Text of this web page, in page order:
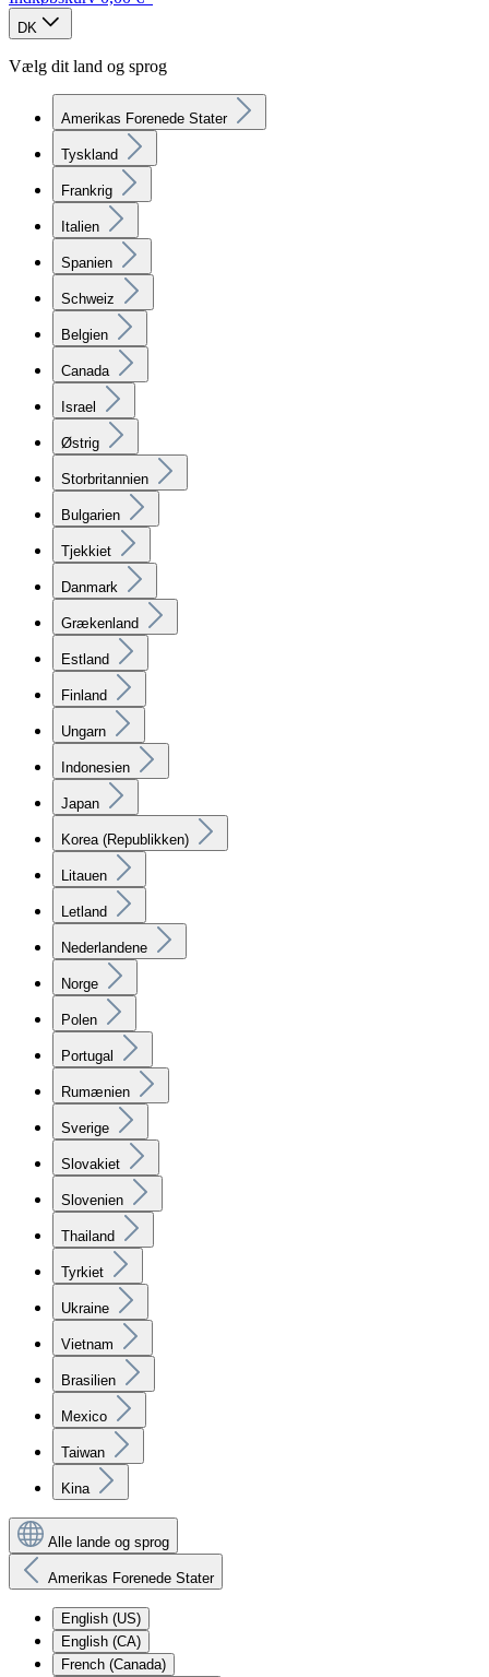
DK
Vælg dit land og sprog
Amerikas Forenede Stater
Tyskland
Frankrig
Italien
Spanien
Schweiz
Belgien
Canada
Israel
Østrig
Storbritannien
Bulgarien
Tjekkiet
Danmark
Grækenland
Estland
Finland
Ungarn
Indonesien
Japan
Korea (Republikken)
Litauen
Letland
Nederlandene
Norge
Polen
Portugal
Rumænien
Sverige
Slovakiet
Slovenien
Thailand
Tyrkiet
Ukraine
Vietnam
Brasilien
Mexico
Taiwan
Kina
Alle lande og sprog
Amerikas Forenede Stater
English (US)
English (CA)
French (Canada)